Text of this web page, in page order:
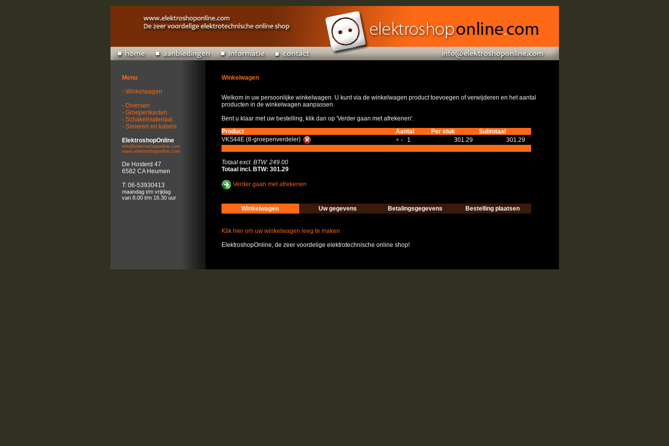
Menu
- Winkelwagen
- Diversen
- Groepenkasten
- Schakelmateriaal
- Snoeren en kabels
ElektroshopOnline
info@elektroshoponline.com
www.elektroshoponline.com
De Hosterd 47
6582 CA Heumen
T: 06-53930413
maandag t/m vrijdag
van 8.00 t/m 16.30 uur
Winkelwagen
Welkom in uw persoonlijke winkelwagen. U kunt via de winkelwagen product toevoegen of verwijderen en het aantal
producten in de winkelwagen aanpassen.
Bent u klaar met uw bestelling, klik dan op 'Verder gaan met afrekenen'.
Product
Aantal Per stuk
Subtotaal
VKS44E (8-groepenverdeler)
+- 1 301.29 301.29
Totaal excl. BTW: 249.00
Totaal incl. BTW: 301.29
Verder gaan met afrekenen
Winkelwagen Uw gegevens Betalingsgegevens Bestelling plaatsen
Klik hier om uw winkelwagen leeg te maken
ElektroshopOnline, de zeer voordelige elektrotechnische online shop!